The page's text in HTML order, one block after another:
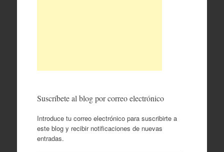
Suscríbete al blog por correo electrónico
Introduce tu correo electrónico para suscribirte a
este blog y recibir notificaciones de nuevas
entradas.